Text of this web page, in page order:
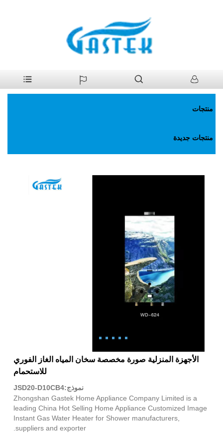
سخان مياه غاز
منتجات
منتجات جديدة
الأجهزة المنزلية صورة مخصصة سخان المياه الغاز الفوري
للاستحمام
نموذج:JSD20-D10CB4
Zhongshan Gastek Home Appliance Company Limited is a
leading China Hot Selling Home Appliance Customized Image
Instant Gas Water Heater for Shower manufacturers,
suppliers and exporter.